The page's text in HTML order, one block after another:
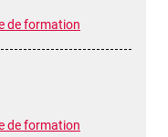
de formation
de formation